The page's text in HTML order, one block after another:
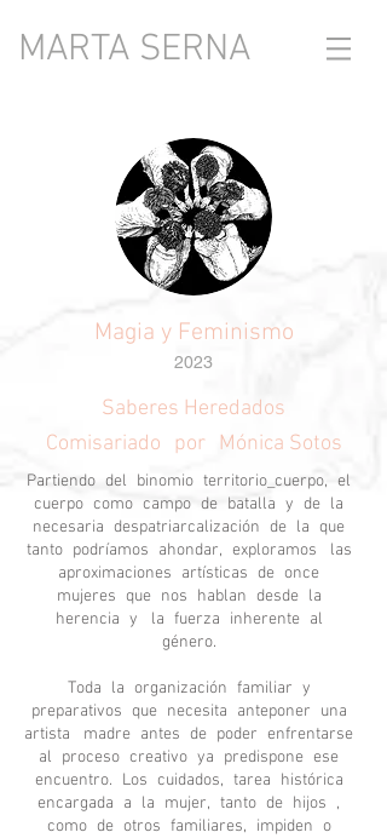
MARTA SERNA
Magia y Feminismo
2023
Saberes Heredados
Comisariado por Mónica Sotos
Partiendo del binomio territorio_cuerpo, el
cuerpo como campo de batalla y de la
necesaria despatriarcalización de la que
tanto podríamos ahondar, exploramos las
aproximaciones artísticas de once
mujeres que nos hablan desde la
herencia y la fuerza inherente al
género.
Toda la organización familiar y
preparativos que necesita anteponer una
artista madre antes de poder enfrentarse
al proceso creativo ya predispone ese
encuentro. Los cuidados, tarea histórica
encargada a la mujer, tanto de hijos ,
como de otros familiares, impiden o